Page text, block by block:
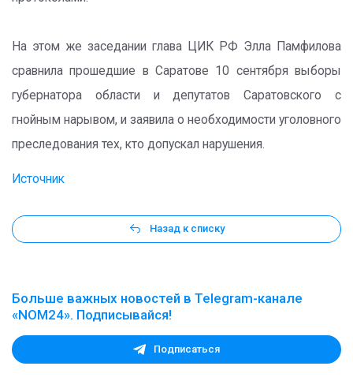
На этом же заседании глава ЦИК РФ Элла Памфилова
сравнила прошедшие в Саратове 10 сентября выборы
губернатора области и депутатов Саратовского с
гнойным нарывом, и заявила о необходимости уголовного
преследования тех, кто допускал нарушения.
Источник
Назад к списку
Больше важных новостей в Telegram-канале
«NOM24». Подписывайся!
Подписаться